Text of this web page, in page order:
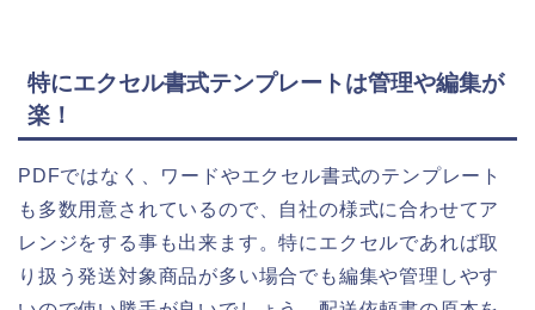
特にエクセル書式テンプレートは管理や編集が
楽！
PDFではなく、ワードやエクセル書式のテンプレート
も多数用意されているので、自社の様式に合わせてア
レンジをする事も出来ます。特にエクセルであれば取
り扱う発送対象商品が多い場合でも編集や管理しやす